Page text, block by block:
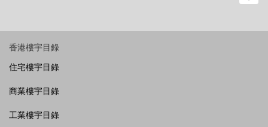
香港樓宇目錄
住宅樓宇目錄
商業樓宇目錄
工業樓宇目錄